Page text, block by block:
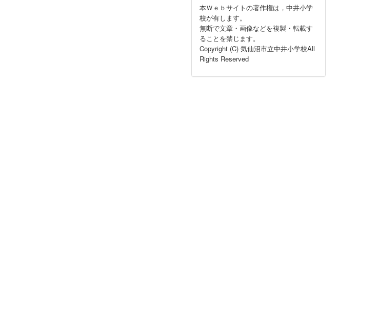
本Ｗｅｂサイトの著作権は，中井小学
校が有します。
無断で文章・画像などを複製・転載す
ることを禁じます。
Copyright (C) 気仙沼市立中井小学校All
Rights Reserved